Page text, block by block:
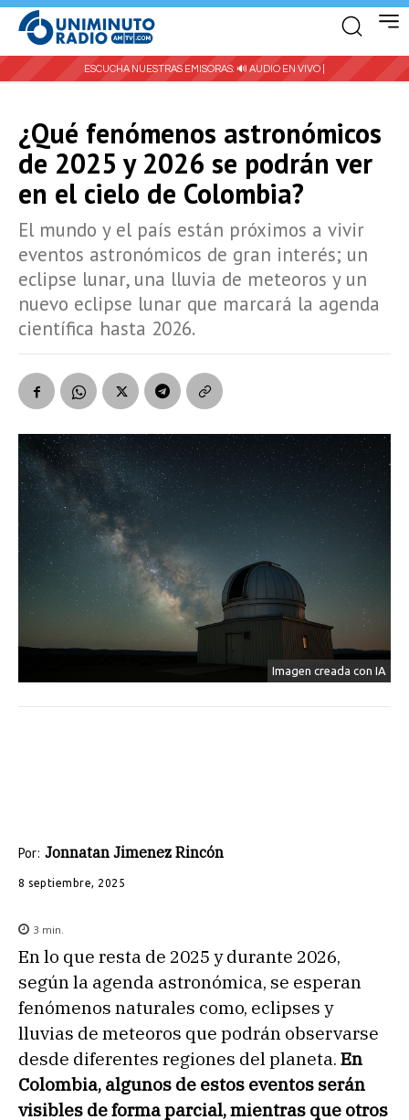
ESCUCHA NUESTRAS EMISORAS: 🔊 AUDIO EN VIVO |
¿Qué fenómenos astronómicos
de 2025 y 2026 se podrán ver
en el cielo de Colombia?
El mundo y el país están próximos a vivir
eventos astronómicos de gran interés; un
eclipse lunar, una lluvia de meteoros y un
nuevo eclipse lunar que marcará la agenda
científica hasta 2026.
Imagen creada con IA
Por: Jonnatan Jimenez Rincón
8 septiembre, 2025
3 min.
En lo que resta de 2025 y durante 2026,
según la agenda astronómica, se esperan
fenómenos naturales como, eclipses y
lluvias de meteoros que podrán observarse
desde diferentes regiones del planeta. En
Colombia, algunos de estos eventos serán
visibles de forma parcial, mientras que otros